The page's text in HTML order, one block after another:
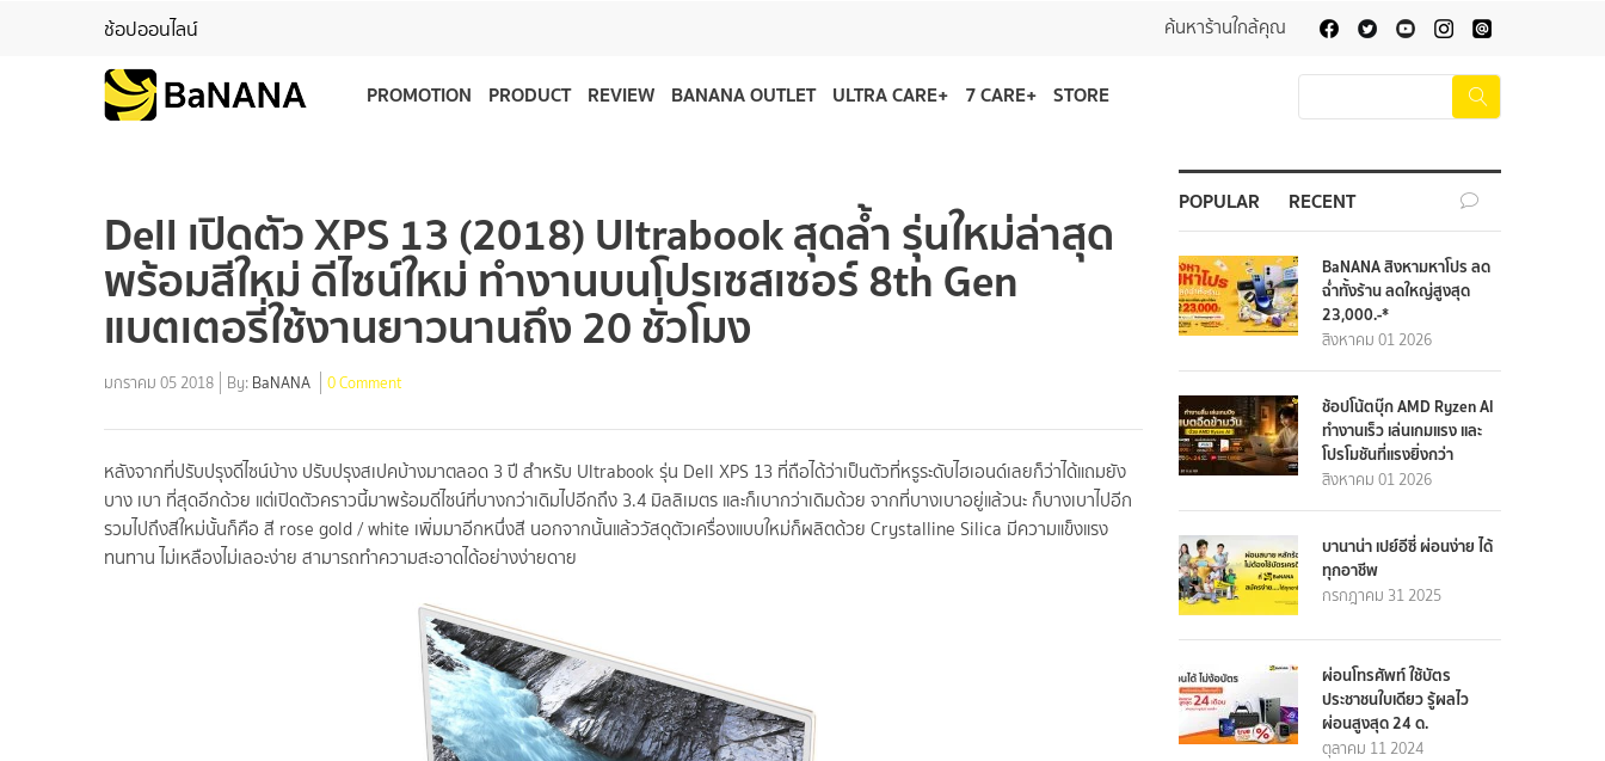
ช้อปออนไลน์ ค้นหาร้านใกล้คุณ
PROMOTION PRODUCT REVIEW BANANA OUTLET ULTRA CARE+ 7 CARE+ STORE
Dell เปิดตัว XPS 13 (2018) Ultrabook สุดล้ำ รุ่นใหม่ล่าสุด
พร้อมสีใหม่ ดีไซน์ใหม่ ทำงานบนโปรเซสเซอร์ 8th Gen
แบตเตอรี่ใช้งานยาวนานถึง 20 ชั่วโมง
มกราคม 05 2018 By: BaNANA 0 Comment
หลังจากที่ปรับปรุงดีไซน์บ้าง ปรับปรุงสเปคบ้างมาตลอด 3 ปี สำหรับ Ultrabook รุ่น Dell XPS 13 ที่ถือได้ว่าเป็นตัวที่หรูระดับไฮเอนด์เลยก็ว่าได้แถมยัง
บาง เบา ที่สุดอีกด้วย แต่เปิดตัวคราวนี้มาพร้อมดีไซน์ที่บางกว่าเดิมไปอีกถึง 3.4 มิลลิเมตร และก็เบากว่าเดิมด้วย จากที่บางเบาอยู่แล้วนะ ก็บางเบาไปอีก
รวมไปถึงสีใหม่นั้นก็คือ สี rose gold / white เพิ่มมาอีกหนึ่งสี นอกจากนั้นแล้ววัสดุตัวเครื่องแบบใหม่ก็ผลิตด้วย Crystalline Silica มีความแข็งแรง
ทนทาน ไม่เหลืองไม่เลอะง่าย สามารถทำความสะอาดได้อย่างง่ายดาย
POPULAR RECENT
BaNANA สิงหามหาโปร ลด
ฉ่ำทั้งร้าน ลดใหญ่สูงสุด
23,000.-*
สิงหาคม 01 2026
ช้อปโน้ตบุ๊ก AMD Ryzen AI
ทำงานเร็ว เล่นเกมแรง และ
โปรโมชันที่แรงยิ่งกว่า
สิงหาคม 01 2026
บานาน่า เปย์อีซี่ ผ่อนง่าย ได้
ทุกอาชีพ
กรกฎาคม 31 2025
ผ่อนโทรศัพท์ ใช้บัตร
ประชาชนใบเดียว รู้ผลไว
ผ่อนสูงสุด 24 ด.
ตุลาคม 11 2024